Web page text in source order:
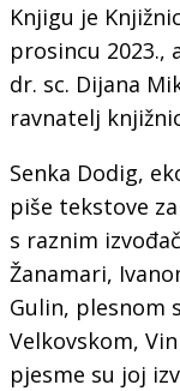
Knjigu je
prosincu 2023.,
dr. sc. Dijana
ravnatelj
Senka Dodig,
piše tekstove
s raznim
Žanamari,
Gulin, plesnom
Velkovskom,
pjesme su joj